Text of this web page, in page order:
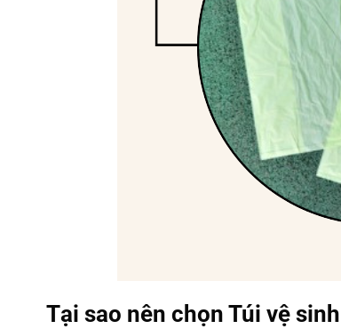
Tại sao nên chọn Túi vệ